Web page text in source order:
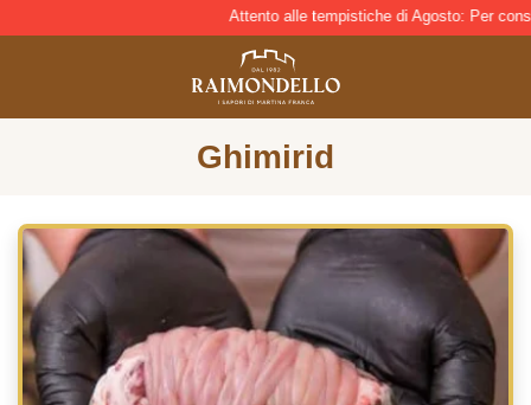
Attento alle tempistiche di Agosto: Per
Ghimirid